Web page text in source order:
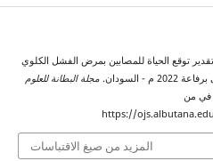
أحمد علي عبد الماجد د. ح. (2025). تقدير توقع الحياة للمصابين بمرض الفشل الكلوي
السودان.
مجلة البطانة للعلوم
في من
https://
المزيد من صيغ الاقتباسات